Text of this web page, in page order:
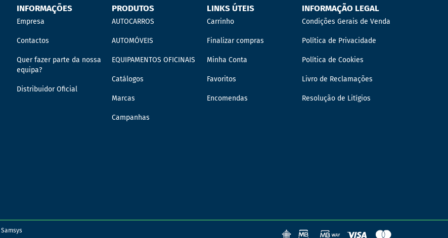
INFORMAÇÕES
Empresa
Contactos
Quer fazer parte da nossa
equipa?
Distribuidor Oficial
PRODUTOS
AUTOCARROS
AUTOMÓVEIS
EQUIPAMENTOS OFICINAIS
Catálogos
Marcas
Campanhas
LINKS ÚTEIS
Carrinho
Finalizar compras
Minha Conta
Favoritos
Encomendas
INFORMAÇÃO LEGAL
Condições Gerais de Venda
Política de Privacidade
Política de Cookies
Livro de Reclamações
Resolução de Litígios
Samsys